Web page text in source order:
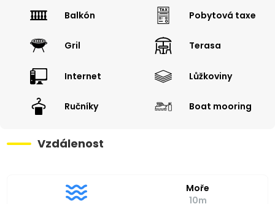
Balkón Pobytová taxe
Gril Terasa
Internet Lůžkoviny
Ručníky Boat mooring
Vzdálenost
Moře
10m